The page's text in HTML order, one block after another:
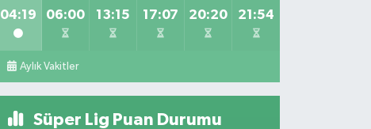
04:19 06:00 13:15 17:07 20:20 21:54
Aylık Vakitler
Süper Lig Puan Durumu